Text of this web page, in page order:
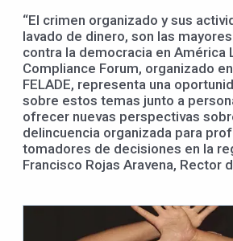
“El crimen organizado y sus
lavado de dinero, son las
contra la democracia en América
Compliance Forum, organizado
FELADE, representa una
sobre estos temas junto a
ofrecer nuevas perspectivas
delincuencia organizada para
tomadores de decisiones en la
Francisco Rojas Aravena, Rector